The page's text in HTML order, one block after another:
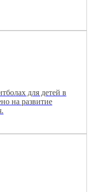
для детей в
на развитие